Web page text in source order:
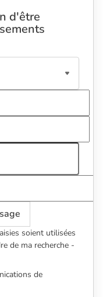
d'être
soient utilisées
de ma recherche -
de